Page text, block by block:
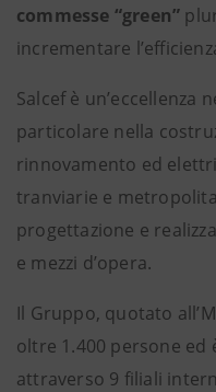
commesse “green”
incrementare
Salcef è
particolare nella
rinnovamento ed
tranviarie e
progettazione e
e mezzi d’opera.
Il Gruppo, quotato
oltre 1.400 persone
attraverso 9 filiali